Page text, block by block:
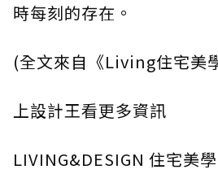
時每刻的存在。
(全文來自《Living住宅美
上設計王看更多資訊
LIVING&DESIGN 住宅美學